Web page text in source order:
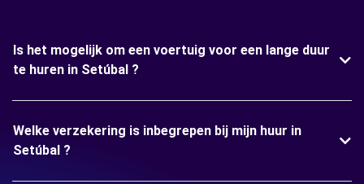
Is het mogelijk om een voertuig voor een lange duur
te huren in Setúbal ?
Welke verzekering is inbegrepen bij mijn huur in
Setúbal ?